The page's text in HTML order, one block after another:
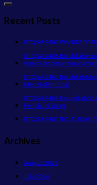
Recent Posts
KTQS # 2487 WANITA
KTQS # 2486 Bolehkah
wanita dianggap aurat atau
KTQS # 2485 Bolehkah
Menzhalimi Kita?
KTQS # 2484 Rasulullah
Penghuni Surga
KTQS # 2483 BOLEHKAH
Archives
August 2026
July 2026